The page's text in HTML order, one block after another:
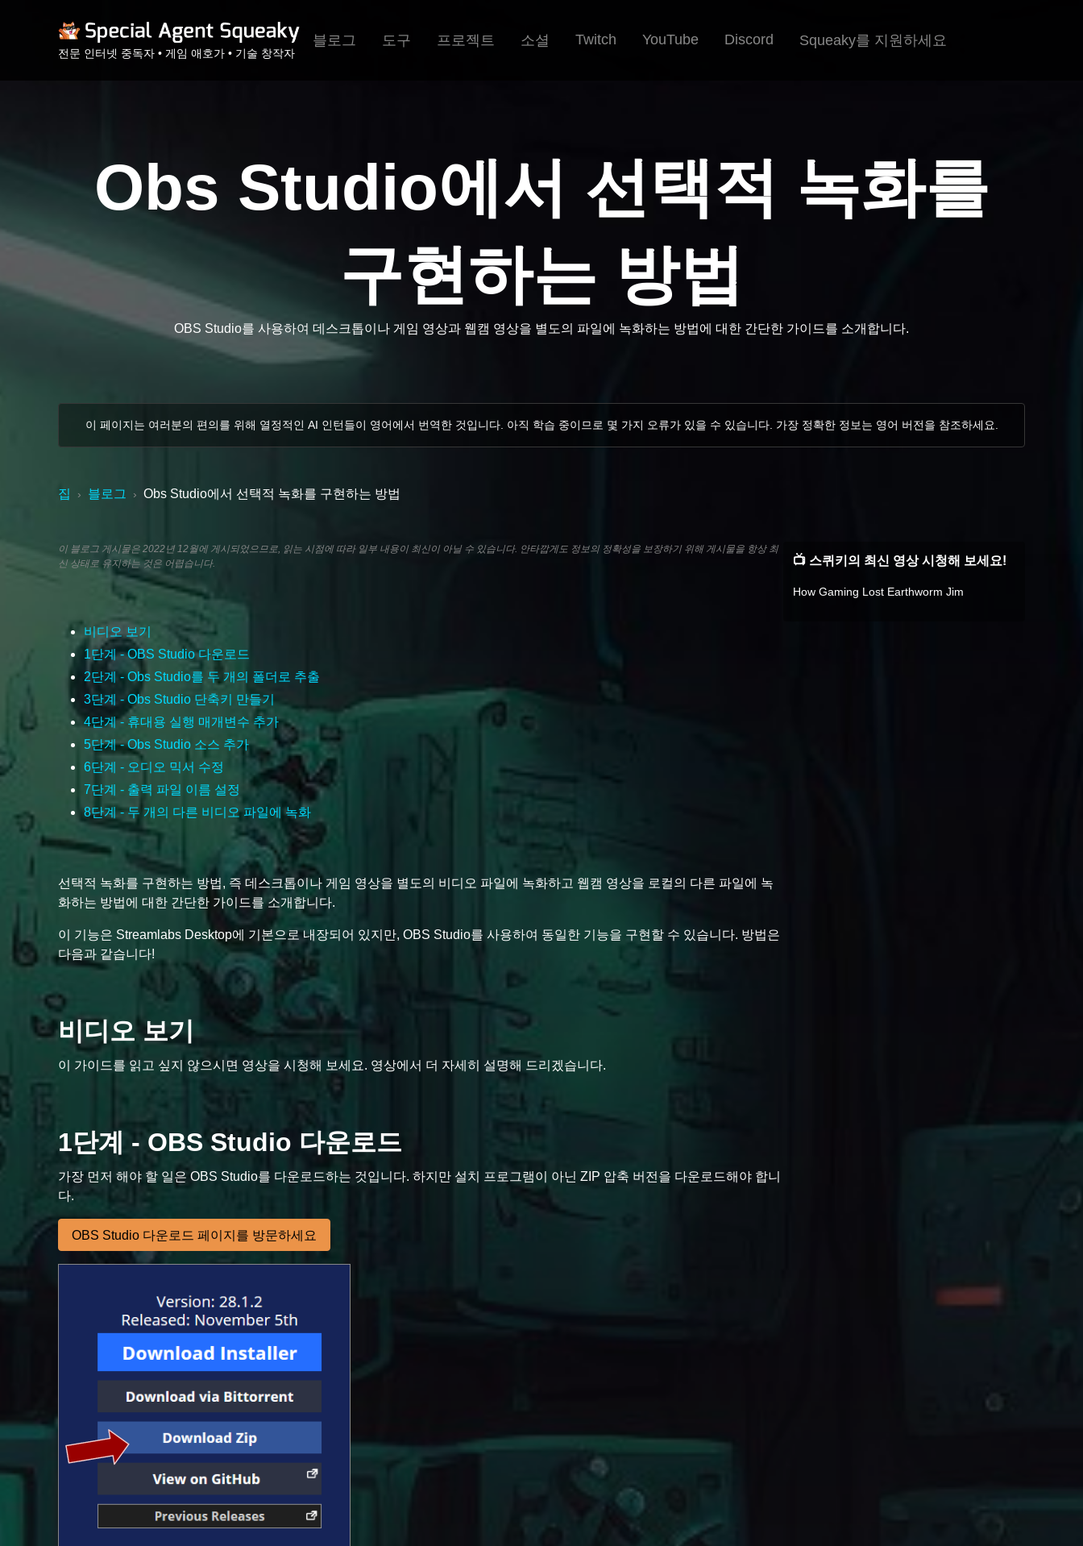
전문 인터넷 중독자 • 게임 애호가 • 기술 창작자
블로그 도구 프로젝트 소셜 Twitch YouTube Discord Squeaky를 지원하세요
Obs Studio에서 선택적 녹화를
구현하는 방법
OBS Studio를 사용하여 데스크톱이나 게임 영상과 웹캠 영상을 별도의 파일에 녹화하는 방법에 대한 간단한 가이드를 소개합니다.
이 페이지는 여러분의 편의를 위해 열정적인 AI 인턴들이 영어에서 번역한 것입니다. 아직 학습 중이므로 몇 가지 오류가 있을 수 있습니다. 가장 정확한 정보는 영어 버전을 참조하세요.
집 › 블로그 › Obs Studio에서 선택적 녹화를 구현하는 방법
이 블로그 게시물은 2022년 12월에 게시되었으므로, 읽는 시점에 따라 일부 내용이 최신이 아닐 수 있습니다. 안타깝게도 정보의 정확성을 보장하기 위해 게시물을 항상 최
신 상태로 유지하는 것은 어렵습니다.
비디오 보기
1단계 - OBS Studio 다운로드
2단계 - Obs Studio를 두 개의 폴더로 추출
3단계 - Obs Studio 단축키 만들기
4단계 - 휴대용 실행 매개변수 추가
5단계 - Obs Studio 소스 추가
6단계 - 오디오 믹서 수정
7단계 - 출력 파일 이름 설정
8단계 - 두 개의 다른 비디오 파일에 녹화
선택적 녹화를 구현하는 방법, 즉 데스크톱이나 게임 영상을 별도의 비디오 파일에 녹화하고 웹캠 영상을 로컬의 다른 파일에 녹
화하는 방법에 대한 간단한 가이드를 소개합니다.
이 기능은 Streamlabs Desktop에 기본으로 내장되어 있지만, OBS Studio를 사용하여 동일한 기능을 구현할 수 있습니다. 방법은
다음과 같습니다!
비디오 보기
이 가이드를 읽고 싶지 않으시면 영상을 시청해 보세요. 영상에서 더 자세히 설명해 드리겠습니다.
1단계 - OBS Studio 다운로드
가장 먼저 해야 할 일은 OBS Studio를 다운로드하는 것입니다. 하지만 설치 프로그램이 아닌 ZIP 압축 버전을 다운로드해야 합니
다.
OBS Studio 다운로드 페이지를 방문하세요
📺 스퀴키의 최신 영상 시청해 보세요!
How Gaming Lost Earthworm Jim